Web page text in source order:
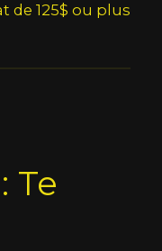
de 125$ ou plus
Te